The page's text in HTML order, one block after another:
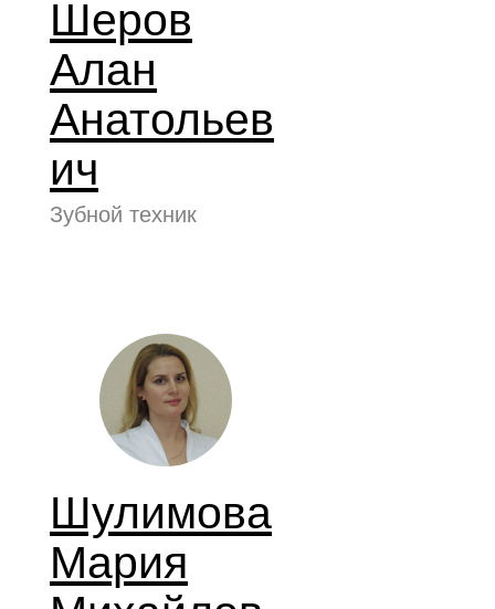
Шеров
Алан
Анатольев
ич
Зубной техник
Шулимова
Мария